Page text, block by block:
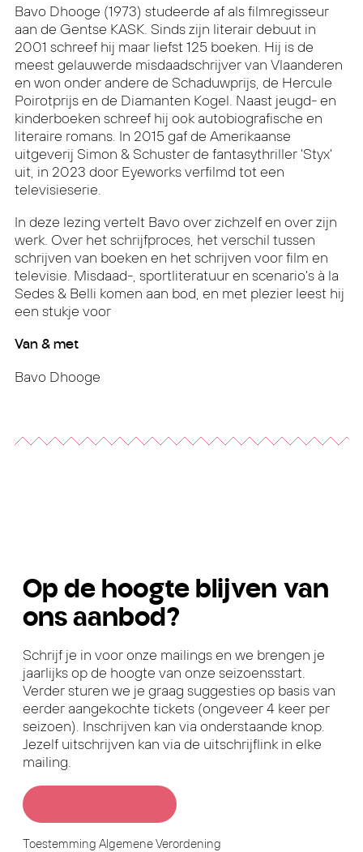
Bavo Dhooge (1973) studeerde af als filmregisseur
aan de Gentse KASK. Sinds zijn literair debuut in
2001 schreef hij maar liefst 125 boeken. Hij is de
meest gelauwerde misdaadschrijver van Vlaanderen
en won onder andere de Schaduwprijs, de Hercule
Poirotprijs en de Diamanten Kogel. Naast jeugd- en
kinderboeken schreef hij ook autobiografische en
literaire romans. In 2015 gaf de Amerikaanse
uitgeverij Simon & Schuster de fantasythriller 'Styx'
uit, in 2023 door Eyeworks verfilmd tot een
televisieserie.
In deze lezing vertelt Bavo over zichzelf en over zijn
werk. Over het schrijfproces, het verschil tussen
schrijven van boeken en het schrijven voor film en
televisie. Misdaad-, sportliteratuur en scenario's à la
Sedes & Belli komen aan bod, en met plezier leest hij
een stukje voor
Van & met
Bavo Dhooge
Op de hoogte blijven van
ons aanbod?
Schrijf je in voor onze mailings en we brengen je
jaarlijks op de hoogte van onze seizoensstart.
Verder sturen we je graag suggesties op basis van
eerder aangekochte tickets (ongeveer 4 keer per
seizoen). Inschrijven kan via onderstaande knop.
Jezelf uitschrijven kan via de uitschrijflink in elke
mailing.
Toestemming Algemene Verordening